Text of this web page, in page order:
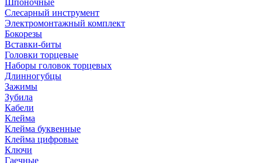
Шпоночные
Слесарный инструмент
Электромонтажный комплект
Бокорезы
Вставки-биты
Головки торцевые
Наборы головок торцевых
Длинногубцы
Зажимы
Зубила
Кабели
Клейма
Клейма буквенные
Клейма цифровые
Ключи
Гаечные